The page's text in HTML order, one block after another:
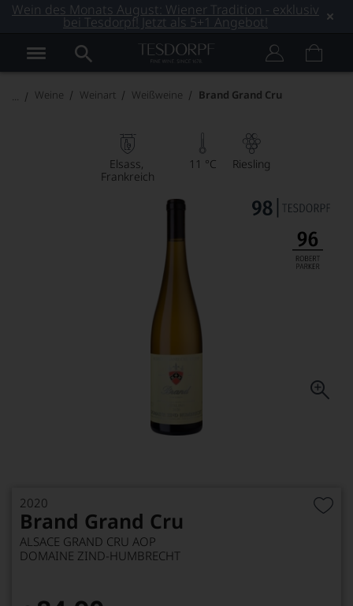
Wein des Monats August: Wiener Tradition - exklusiv
bei Tesdorpf! Jetzt als 5+1 Angebot!
Weine Weinart Weißweine Brand Grand Cru
Elsass
Frankreich
11 °C Riesling
2020
Brand Grand Cru
ALSACE GRAND CRU AOP
DOMAINE ZIND-HUMBRECHT